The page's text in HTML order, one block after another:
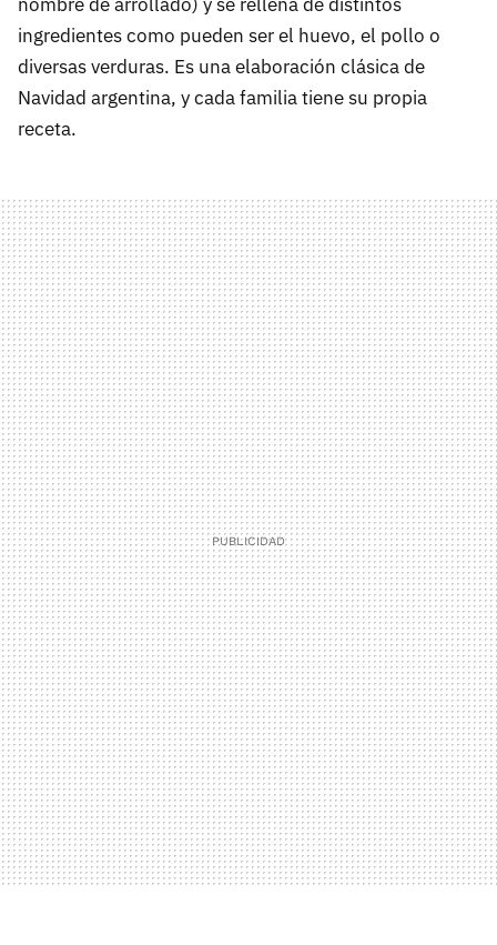
nombre de arrollado) y se rellena de distintos
ingredientes como pueden ser el huevo, el pollo o
diversas verduras. Es una elaboración clásica de
Navidad argentina, y cada familia tiene su propia
receta.